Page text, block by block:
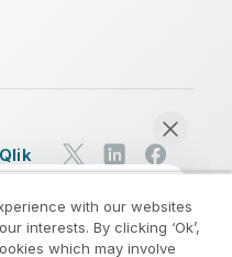
with our websites
interests. By clicking ‘Ok’,
which may involve